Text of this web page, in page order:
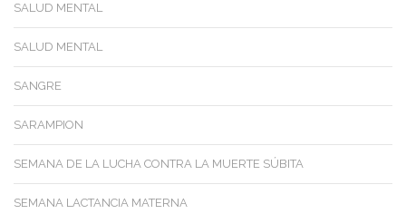
SALUD MENTAL
SALUD MENTAL
SANGRE
SARAMPION
SEMANA DE LA LUCHA CONTRA LA MUERTE SÚBITA
SEMANA LACTANCIA MATERNA